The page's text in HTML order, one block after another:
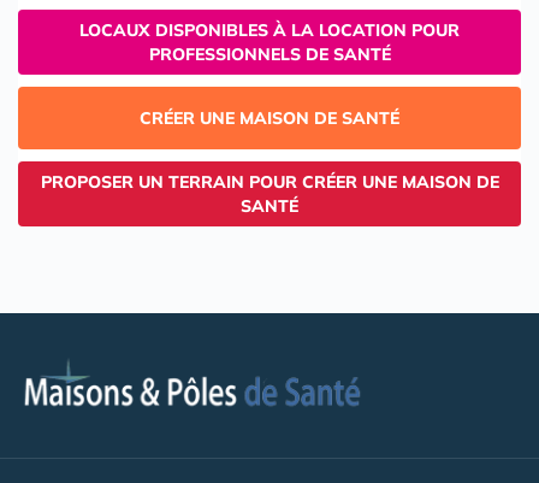
LOCAUX DISPONIBLES À LA LOCATION POUR
PROFESSIONNELS DE SANTÉ
CRÉER UNE MAISON DE SANTÉ
PROPOSER UN TERRAIN POUR CRÉER UNE MAISON DE
SANTÉ